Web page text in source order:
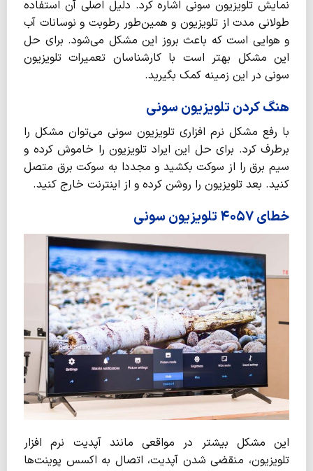
نمایش تلویزیون سونی اشاره کرد. دلیل اصلی آن استفاده
طولانی مدت از تلویزیون و همین‌طور رطوبت و نوسانات آب
و هوایی است که باعث بروز این مشکل می‌شود. برای حل
این مشکل بهتر است با کارشناسان تعمیرات تلویزیون
سونی در این زمینه کمک بگیرید.
هنگ کردن تلویزیون سونی
با رفع مشکل نرم افزاری تلویزیون سونی می‌توان مشکل را
برطرف کرد. برای حل این ایراد تلویزیون را خاموش کرده و
سیم برق را از سوکت بکشید و مجددا به سوکت برق متصل
کنید. بعد تلویزیون را روشن کرده و از اینترنت خارج کنید.
خطای ۴۰۵۷ تلویزیون سونی
این مشکل بیشتر در مواقعی مانند آپدیت نرم افزار
تلویزیون، منقضی شدن آپدیت، اتصال به اکسس پوینت‌ها